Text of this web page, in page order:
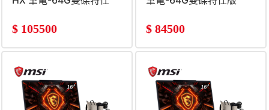
12G)
$ 105500
8G)
$ 84500